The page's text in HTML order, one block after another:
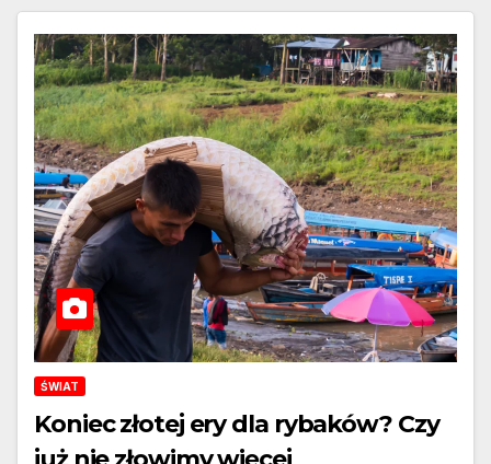
ŚWIAT
Koniec złotej ery dla rybaków? Czy